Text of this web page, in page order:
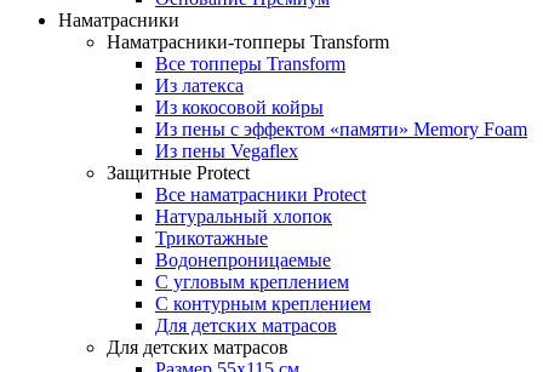
Наматрасники
Наматрасники-топперы Transform
Все топперы Transform
Из латекса
Из кокосовой койры
Из пены с эффектом «памяти» Memory Foam
Из пены Vegaflex
Защитные Protect
Все наматрасники Protect
Натуральный хлопок
Трикотажные
Водонепроницаемые
С угловым креплением
С контурным креплением
Для детских матрасов
Для детских матрасов